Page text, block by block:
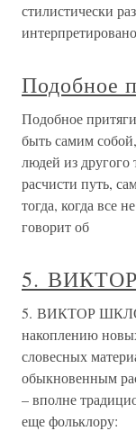
стилистически
Подобное
Подобное
быть самим собой,
людей из другого
расчисти путь,
тогда, когда все
говорит об
5.
5. ВИКТОР
накоплению
словесных
обыкновенным
– вполне
еще фольклору: